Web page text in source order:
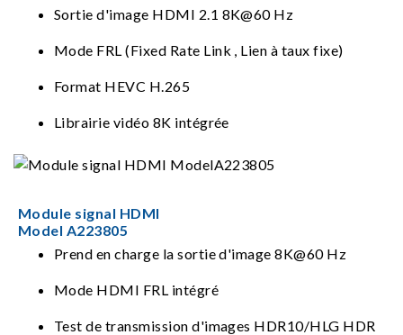
Sortie d'image HDMI 2.1 8K@60 Hz
Mode FRL (Fixed Rate Link , Lien à taux fixe)
Format HEVC H.265
Librairie vidéo 8K intégrée
Module signal HDMI
Model A223805
Prend en charge la sortie d'image 8K@60 Hz
Mode HDMI FRL intégré
Test de transmission d'images HDR10/HLG HDR